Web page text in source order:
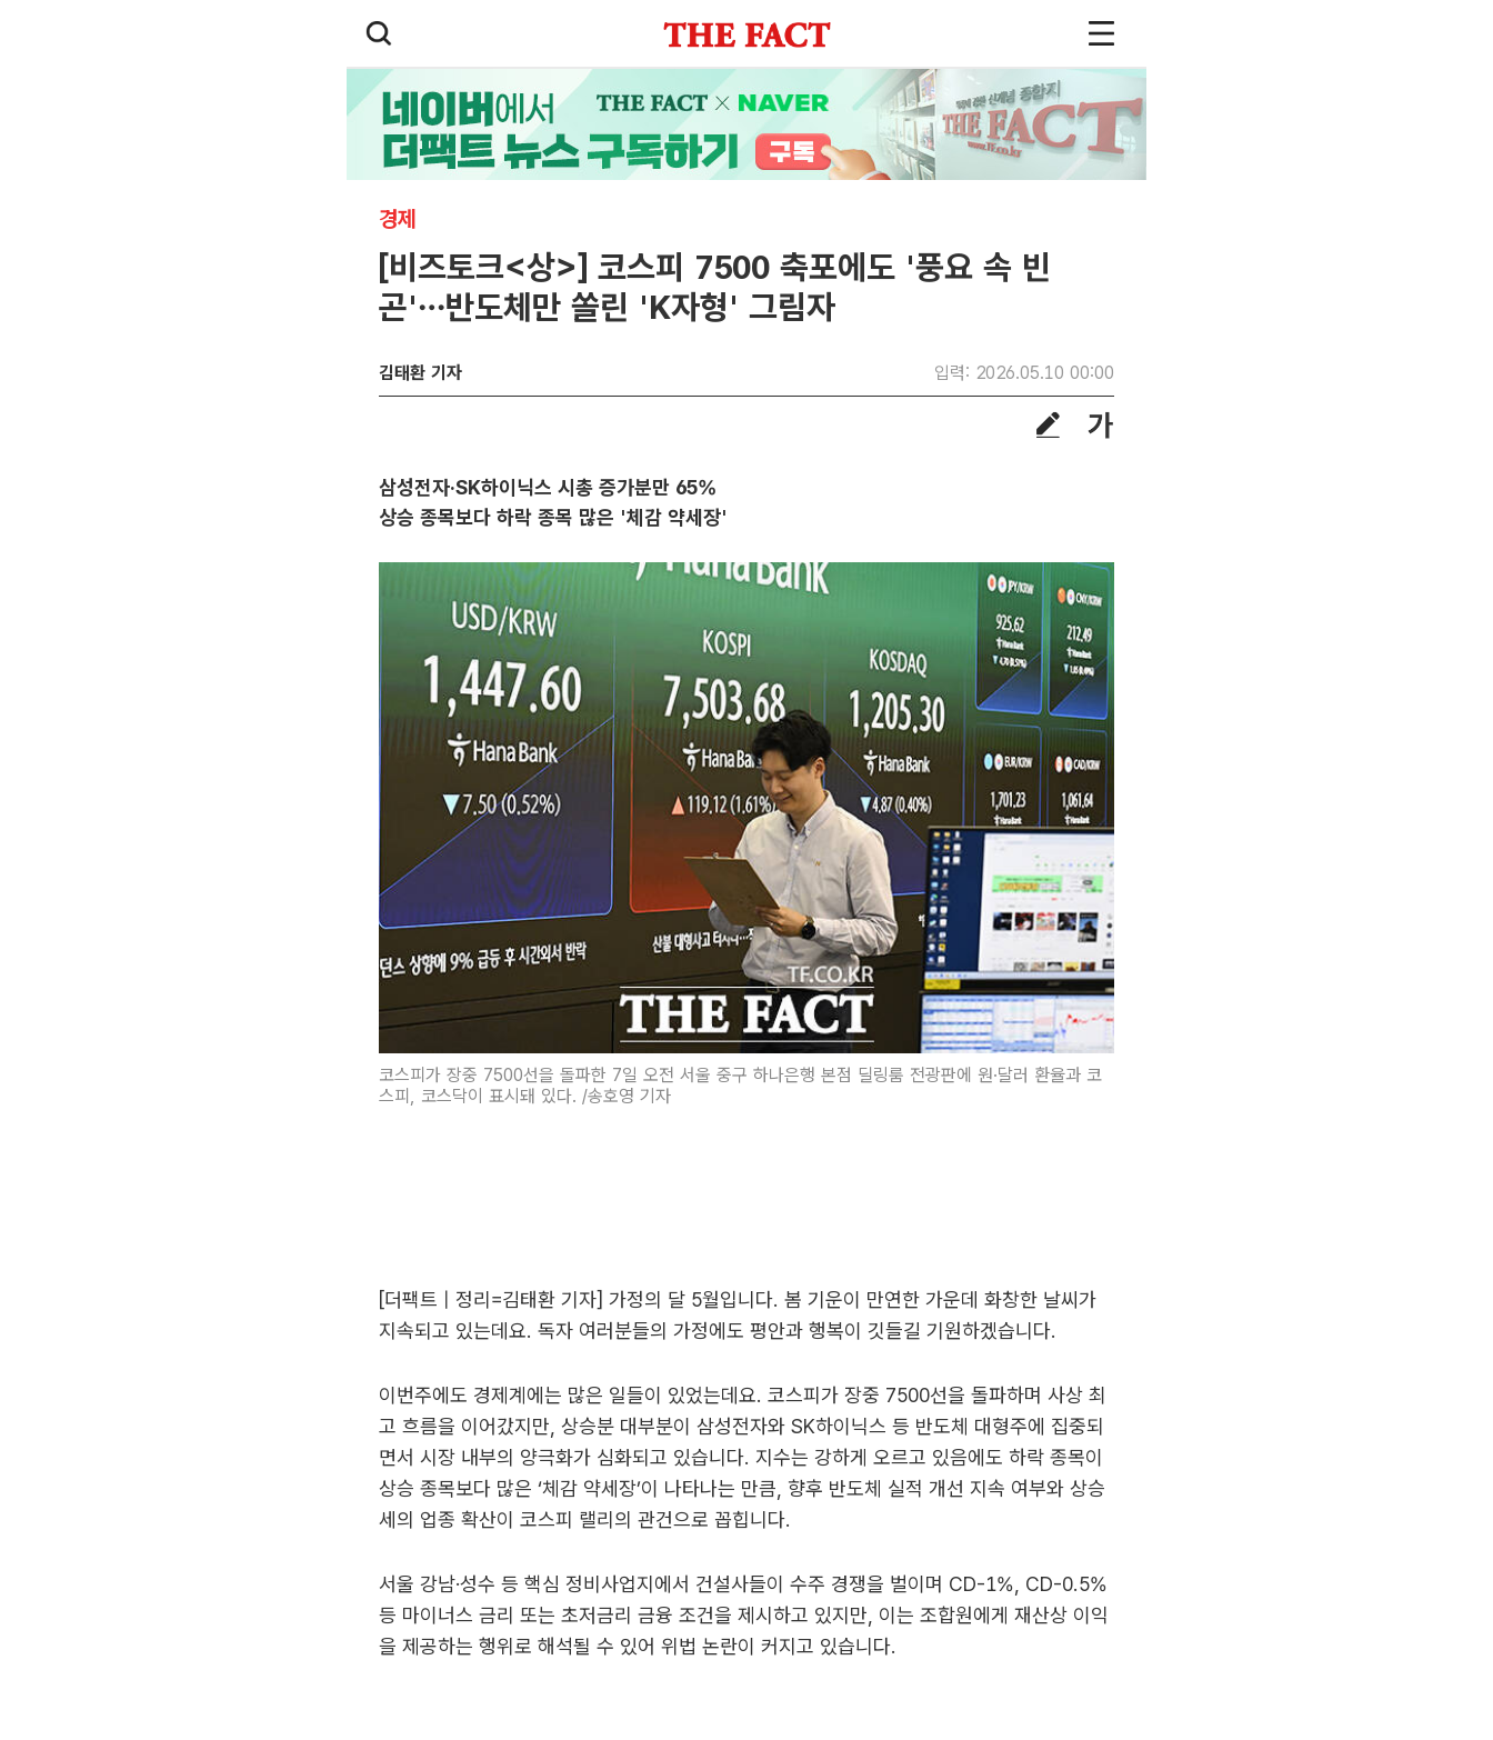
경제
[비즈토크<상>] 코스피 7500 축포에도 '풍요 속 빈
곤'…반도체만 쏠린 'K자형' 그림자
김태환 기자 입력: 2026.05.10 00:00
삼성전자·SK하이닉스 시총 증가분만 65%
상승 종목보다 하락 종목 많은 '체감 약세장'
코스피가 장중 7500선을 돌파한 7일 오전 서울 중구 하나은행 본점 딜링룸 전광판에 원·달러 환율과 코
스피, 코스닥이 표시돼 있다. /송호영 기자
[더팩트 | 정리=김태환 기자] 가정의 달 5월입니다. 봄 기운이 만연한 가운데 화창한 날씨가
지속되고 있는데요. 독자 여러분들의 가정에도 평안과 행복이 깃들길 기원하겠습니다.
이번주에도 경제계에는 많은 일들이 있었는데요. 코스피가 장중 7500선을 돌파하며 사상 최
고 흐름을 이어갔지만, 상승분 대부분이 삼성전자와 SK하이닉스 등 반도체 대형주에 집중되
면서 시장 내부의 양극화가 심화되고 있습니다. 지수는 강하게 오르고 있음에도 하락 종목이
상승 종목보다 많은 ‘체감 약세장’이 나타나는 만큼, 향후 반도체 실적 개선 지속 여부와 상승
세의 업종 확산이 코스피 랠리의 관건으로 꼽힙니다.
서울 강남·성수 등 핵심 정비사업지에서 건설사들이 수주 경쟁을 벌이며 CD-1%, CD-0.5%
등 마이너스 금리 또는 초저금리 금융 조건을 제시하고 있지만, 이는 조합원에게 재산상 이익
을 제공하는 행위로 해석될 수 있어 위법 논란이 커지고 있습니다.